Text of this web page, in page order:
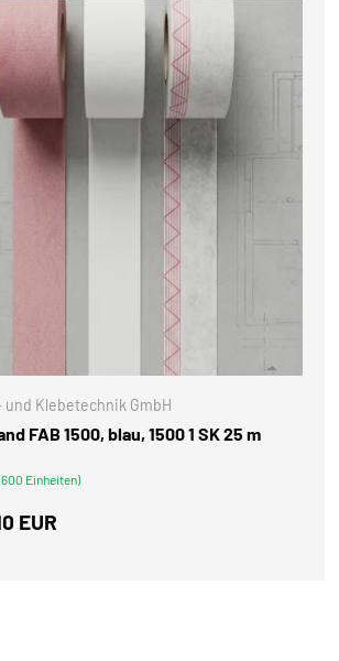
und Klebetechnik GmbH
FAB 1500, blau, 1500 1 SK 25 m
Einheiten)
Preis
EUR